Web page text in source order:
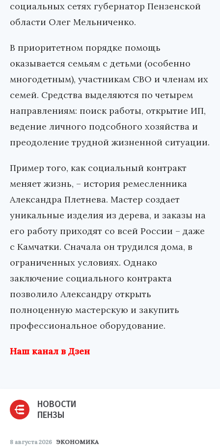
социальных сетях губернатор Пензенской
области Олег Мельниченко.
В приоритетном порядке помощь
оказывается семьям с детьми (особенно
многодетным), участникам СВО и членам их
семей. Средства выделяются по четырем
направлениям: поиск работы, открытие ИП,
ведение личного подсобного хозяйства и
преодоление трудной жизненной ситуации.
Пример того, как социальный контракт
меняет жизнь, – история ремесленника
Александра Плетнева. Мастер создает
уникальные изделия из дерева, и заказы на
его работу приходят со всей России – даже
с Камчатки. Сначала он трудился дома, в
ограниченных условиях. Однако
заключение социального контракта
позволило Александру открыть
полноценную мастерскую и закупить
профессиональное оборудование.
Наш канал в Дзен
НОВОСТИ
ПЕНЗЫ
8 августа 2026 ЭКОНОМИКА